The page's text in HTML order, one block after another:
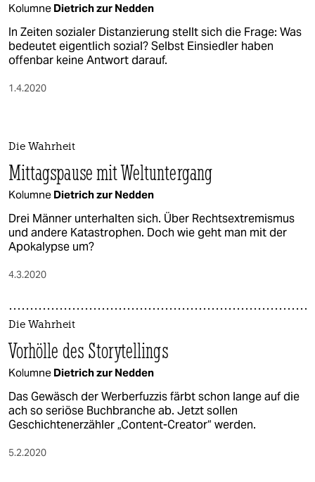
Kolumne Dietrich zur Nedden
In Zeiten sozialer Distanzierung stellt sich die Frage: Was
bedeutet eigentlich sozial? Selbst Einsiedler haben
offenbar keine Antwort darauf.
1.4.2020
Die Wahrheit
Mittagspause mit Weltuntergang
Kolumne Dietrich zur Nedden
Drei Männer unterhalten sich. Über Rechtsextremismus
und andere Katastrophen. Doch wie geht man mit der
Apokalypse um?
4.3.2020
Die Wahrheit
Vorhölle des Storytellings
Kolumne Dietrich zur Nedden
Das Gewäsch der Werberfuzzis färbt schon lange auf die
ach so seriöse Buchbranche ab. Jetzt sollen
Geschichtenerzähler „Content-Creator“ werden.
5.2.2020